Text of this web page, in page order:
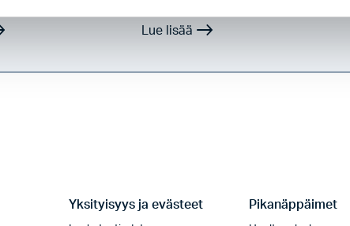
ovat järkevä…
näkösuojaa…
Yksityisyys ja evästeet Pikanäppäimet